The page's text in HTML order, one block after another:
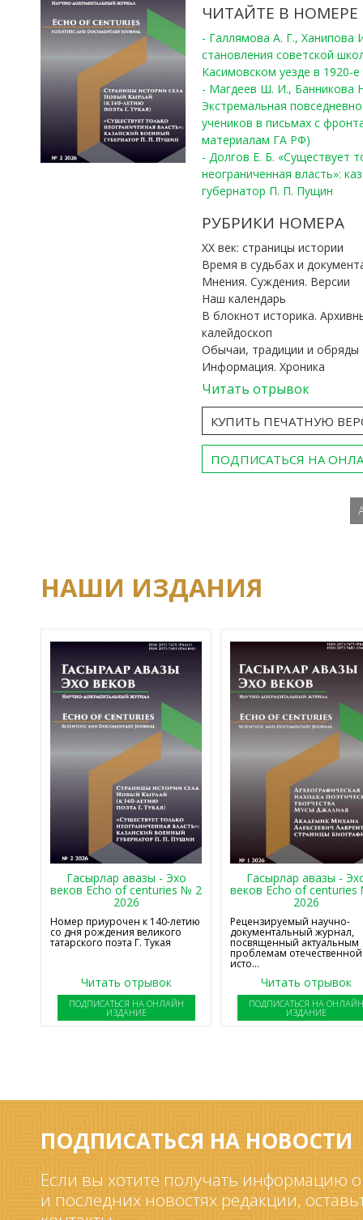
ЧИТАЙТЕ В НОМЕРЕ
- Галлямова А. Г.,
становления советской
Касимовском уезде в 1920-е
- Магдеев Ш. И., Банникова
Экстремальная
учеников в письмах с
материалам ГА РФ)
- Долгов Е. Б. «Существует
неограниченная власть»:
губернатор П. П. Пущин
РУБРИКИ НОМЕРА
ХХ век: страницы истории
Время в судьбах и
Мнения. Суждения. Версии
Наш календарь
В блокнот историка.
калейдоскоп
Обычаи, традиции и обряды
Информация. Хроника
Читать отрывок
КУПИТЬ ПЕЧАТНУЮ
ПОДПИСАТЬСЯ НА
НАШИ ИЗДАНИЯ
Гасырлар авазы - Эхо
веков Echo of centuries № 2
2026
Номер приурочен к 140-летию
со дня рождения великого
татарского поэта Г. Тукая
Читать отрывок
ПОДПИСАТЬСЯ НА ОНЛАЙН
ИЗДАНИЕ
Гасырлар авазы -
веков Echo of
2026
Рецензируемый научно-
документальный журнал,
посвященный актуальным
проблемам отечественной
исто...
Читать отрывок
ПОДПИСАТЬСЯ НА
ИЗДАНИЕ
ПОДПИСАТЬСЯ НА НОВОСТИ
Если вы хотите получать информацию
и последних новостях редакции,